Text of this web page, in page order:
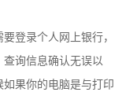
登录个人网上银行，
询信息确认无误以
果你的电脑是与打印